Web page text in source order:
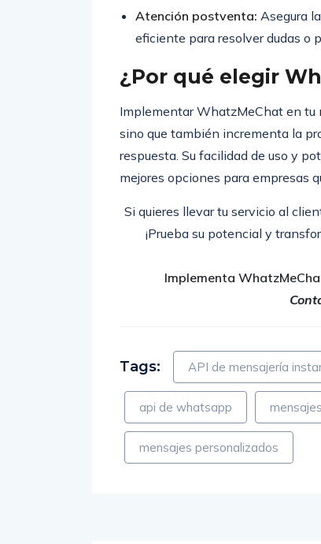
Atención postventa: Asegura
eficiente para resolver dudas o
¿Por qué elegir
Implementar WhatzMeChat en tu
sino que también incrementa la
respuesta. Su facilidad de uso y
mejores opciones para empresas
Si quieres llevar tu servicio al
¡Prueba su potencial y
Implementa
Tags: API de mensajería
api de whatsapp
mensajes personalizados